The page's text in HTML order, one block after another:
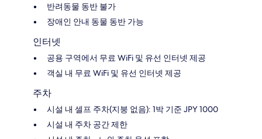
반려동물 동반 불가
장애인 안내 동물 동반 가능
인터넷
공용 구역에서 무료 WiFi 및 유선 인터넷 제공
객실 내 무료 WiFi 및 유선 인터넷 제공
주차
시설 내 셀프 주차(지붕 없음): 1박 기준 JPY 1000
시설 내 주차 공간 제한